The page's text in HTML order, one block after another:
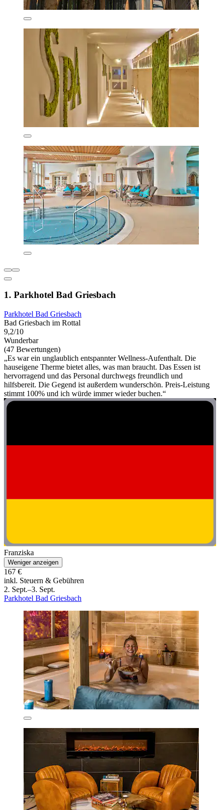
1. Parkhotel Bad Griesbach
Parkhotel Bad Griesbach
Bad Griesbach im Rottal
9,2/10
Wunderbar
(47 Bewertungen)
„Es war ein unglaublich entspannter Wellness-Aufenthalt. Die
hauseigene Therme bietet alles, was man braucht. Das Essen ist
hervorragend und das Personal durchwegs freundlich und
hilfsbereit. Die Gegend ist außerdem wunderschön. Preis-Leistung
stimmt 100% und ich würde immer wieder buchen.“
Franziska
Weniger anzeigen
167 €
inkl. Steuern & Gebühren
2. Sept.–3. Sept.
Parkhotel Bad Griesbach